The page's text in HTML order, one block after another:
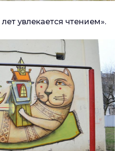
увлекается чтением».